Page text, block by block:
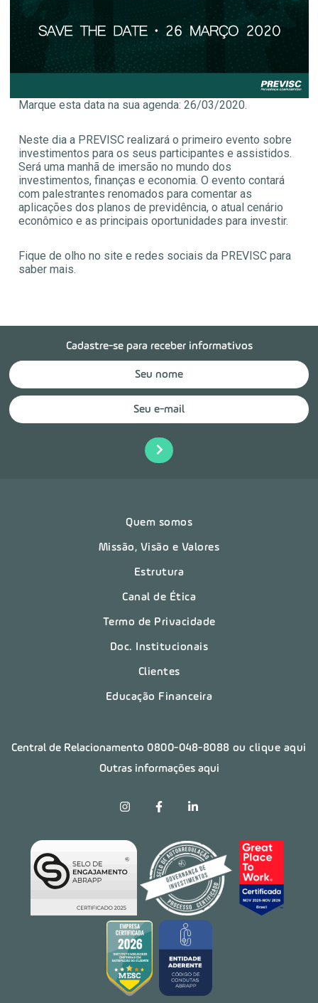
Marque esta data na sua agenda: 26/03/2020.
Neste dia a PREVISC realizará o primeiro evento sobre
investimentos para os seus participantes e assistidos.
Será uma manhã de imersão no mundo dos
investimentos, finanças e economia. O evento contará
com palestrantes renomados para comentar as
aplicações dos planos de previdência, o atual cenário
econômico e as principais oportunidades para investir.
Fique de olho no site e redes sociais da PREVISC para
saber mais.
Cadastre-se para receber informativos
Quem somos
Missão, Visão e Valores
Estrutura
Canal de Ética
Termo de Privacidade
Doc. Institucionais
Clientes
Educação Financeira
Central de Relacionamento0800-048-8088 ou clique aqui
Outras informações aqui